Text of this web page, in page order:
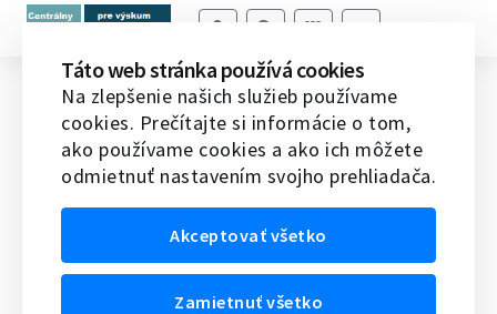
Novinky vedy a techniky v EÚ
Domov Veda v EÚ Novinky vedy a techniky v EÚ
Táto web stránka používá cookies
Na zlepšenie našich služieb používame
cookies. Prečítajte si informácie o tom,
ako používame cookies a ako ich môžete
odmietnuť nastavením svojho prehliadača.
Akceptovať všetko
Zamietnuť všetko